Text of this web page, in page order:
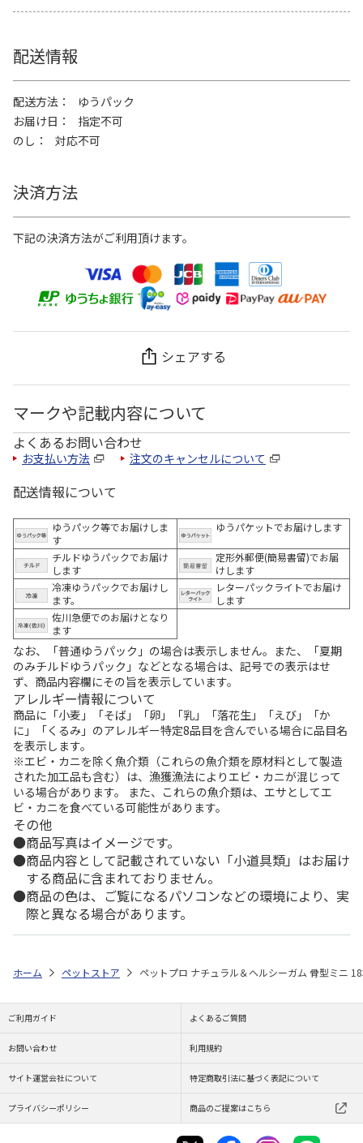
配送情報
配送方法
ゆうパック
お届け日
指定不可
のし
対応不可
決済方法
下記の決済方法がご利用頂けます。
シェアする
マークや記載内容について
よくあるお問い合わせ
お支払い方法 注文のキャンセルについて
配送情報について
ゆうパック等でお届けしま
す
ゆうパケットでお届けします
チルドゆうパックでお届け
します
定形外郵便(簡易書留)でお届
けします
冷凍ゆうパックでお届けし
ます。
レターパックライトでお届け
します
佐川急便でのお届けとなり
ます
なお、「普通ゆうパック」の場合は表示しません。また、「夏期
のみチルドゆうパック」などとなる場合は、記号での表示はせ
ず、商品内容欄にその旨を表示しています。
アレルギー情報について
商品に「小麦」「そば」「卵」「乳」「落花生」「えび」「か
に」「くるみ」のアレルギー特定8品目を含んでいる場合に品目名
を表示します。
※エビ・カニを除く魚介類（これらの魚介類を原材料として製造
された加工品も含む）は、漁獲漁法によりエビ・カニが混じって
いる場合があります。 また、これらの魚介類は、エサとしてエ
ビ・カニを食べている可能性があります。
その他
商品写真はイメージです。
商品内容として記載されていない「小道具類」はお届け
する商品に含まれておりません。
商品の色は、ご覧になるパソコンなどの環境により、実
際と異なる場合があります。
ホーム ペットストア ペットプロ ナチュラル＆ヘルシーガム 骨型ミニ
ご利用ガイド よくあるご質問
お問い合わせ 利用規約
サイト運営会社について 特定商取引法に基づく表記について
プライバシーポリシー 商品のご提案はこちら